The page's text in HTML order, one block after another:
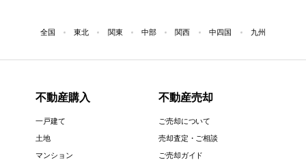
全国 東北 関東 中部 関西 中四国 九州
不動産購入
一戸建て
土地
マンション
不動産売却
ご売却について
売却査定・ご相談
ご売却ガイド